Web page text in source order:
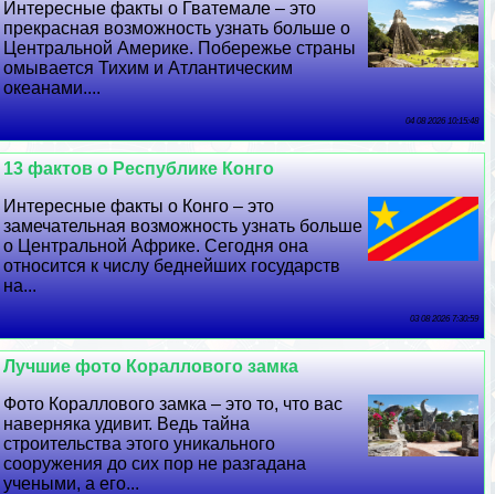
Интересные факты о Гватемале – это
прекрасная возможность узнать больше о
Центральной Америке. Побережье страны
омывается Тихим и Атлантическим
океанами....
04 08 2026 10:15:48
13 фактов о Республике Конго
Интересные факты о Конго – это
замечательная возможность узнать больше
о Центральной Африке. Сегодня она
относится к числу беднейших государств
на...
03 08 2026 7:30:59
Лучшие фото Кораллового замка
Фото Кораллового замка – это то, что вас
наверняка удивит. Ведь тайна
строительства этого уникального
сооружения до сих пор не разгадана
учеными, а его...